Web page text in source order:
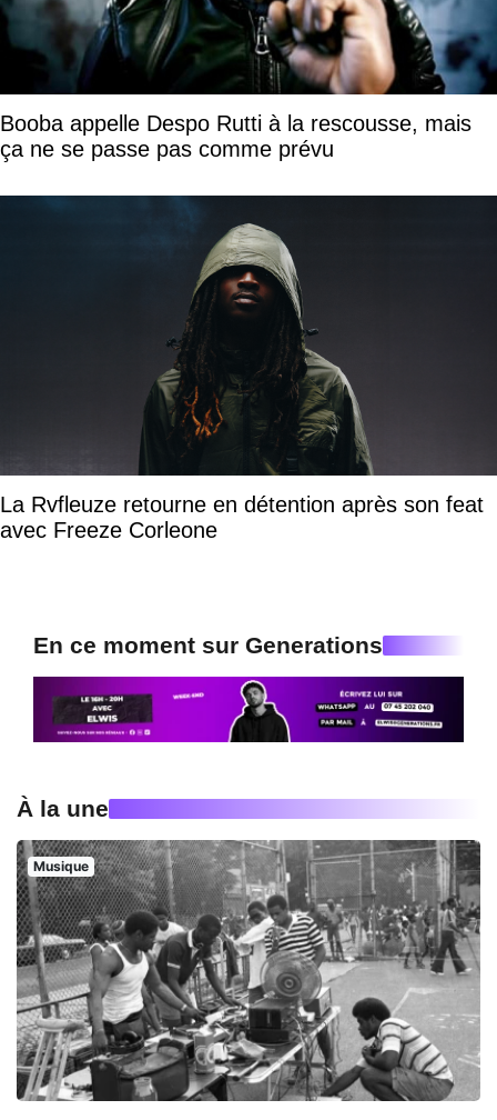
Booba appelle Despo Rutti à la rescousse, mais
ça ne se passe pas comme prévu
La Rvfleuze retourne en détention après son feat
avec Freeze Corleone
En ce moment sur Generations
À la une
Musique